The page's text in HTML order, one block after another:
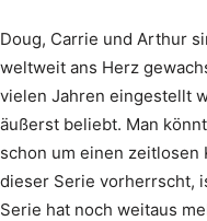
Doug, Carrie und Arthur
weltweit ans Herz
vielen Jahren eingestellt
äußerst beliebt. Man
schon um einen zeitlosen
dieser Serie vorherrscht,
Serie hat noch weitaus